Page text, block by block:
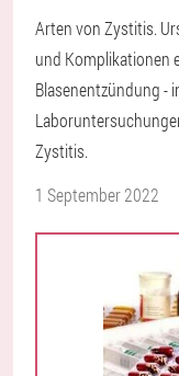
Arten von Zystitis.
und Komplikationen
Blasenentzündung -
Zystitis.
1 September 2022